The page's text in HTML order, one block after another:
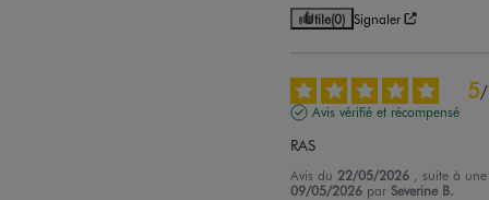
Utile(0) Signaler
5/
Avis vérifié et récompensé
RAS
Avis du 22/05/2026
, suite à
09/05/2026 par Severine B.